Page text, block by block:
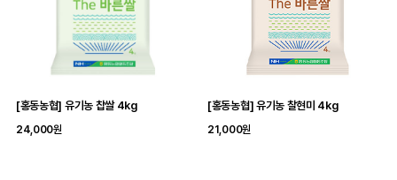
[홍동농협] 유기농 찹쌀 4kg
24,000원
[홍동농협] 유기농 찰현미 4kg
21,000원